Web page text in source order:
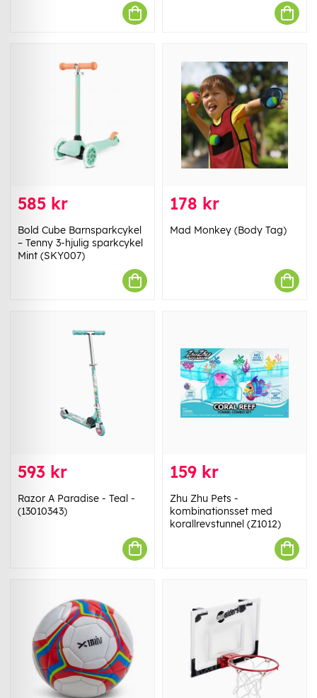
585 kr
Bold Cube Barnsparkcykel
– Tenny 3-hjulig sparkcykel
Mint (SKY007)
178 kr
Mad Monkey (Body Tag)
593 kr
Razor A Paradise - Teal -
(13010343)
159 kr
Zhu Zhu Pets -
kombinationsset med
korallrevstunnel (Z1012)